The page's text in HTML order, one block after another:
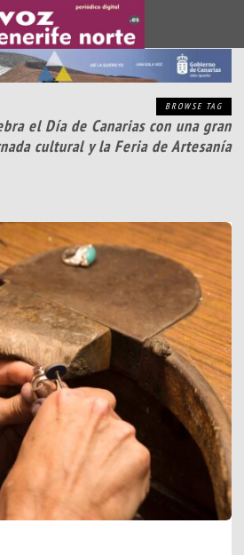
BROWSE TAG
el Día de Canarias con una gran
cultural y la Feria de Artesanía